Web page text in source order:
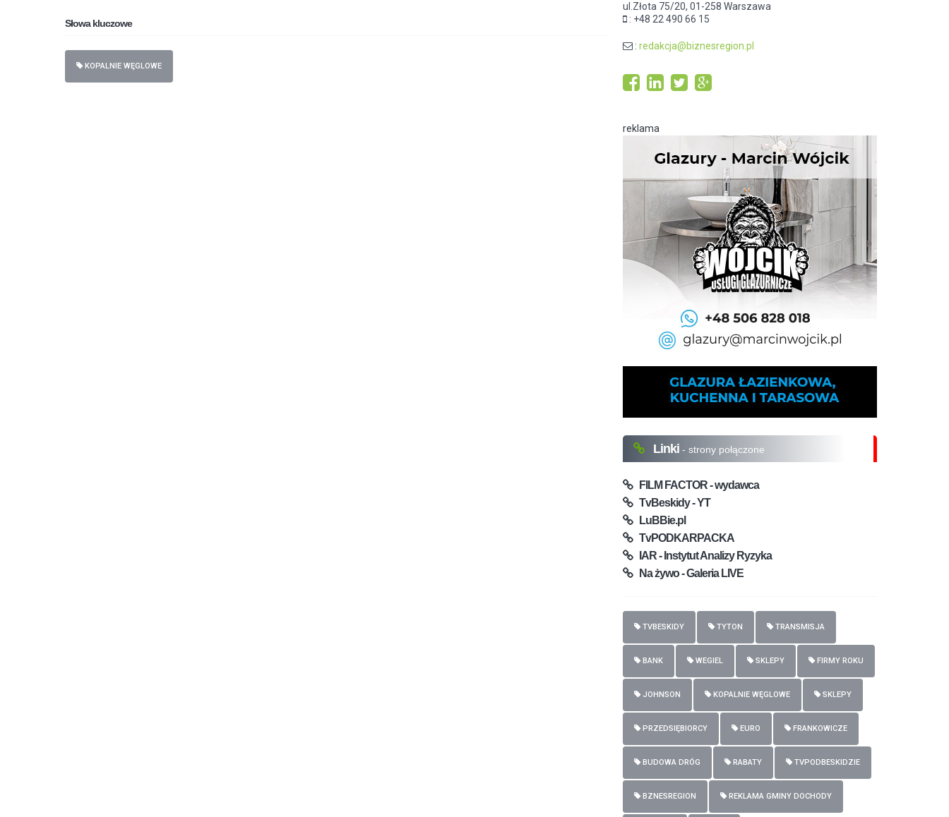
Słowa kluczowe
KOPALNIE WĘGLOWE
ul.Złota 75/20, 01-258 Warszawa
: +48 22 490 66 15
: redakcja@biznesregion.pl
reklama
Linki - strony połączone
FILM FACTOR - wydawca
TvBeskidy - YT
LuBBie.pl
TvPODKARPACKA
IAR - Instytut Analizy Ryzyka
Na żywo - Galeria LIVE
TVBESKIDY TYTON TRANSMISJA
BANK WEGIEL SKLEPY FIRMY ROKU
JOHNSON KOPALNIE WĘGLOWE SKLEPY
PRZEDSIĘBIORCY EURO FRANKOWICZE
BUDOWA DRÓG RABATY TVPODBESKIDZIE
BZNESREGION REKLAMA GMINY DOCHODY